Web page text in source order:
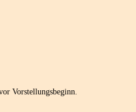
Vorstellungsbeginn.